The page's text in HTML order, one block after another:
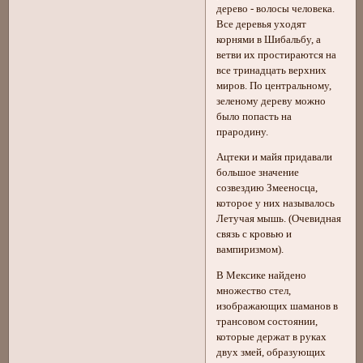
дерево - волосы человека.
Все деревья уходят
корнями в Шибальбу, а
ветви их простираются на
все тринадцать верхних
миров. По центральному,
зеленому дереву можно
было попасть на
прародину.
Ацтеки и майя придавали
большое значение
созвездию Змееносца,
которое у них называлось
Летучая мышь. (Очевидная
связь с кровью и
вампиризмом).
В Мексике найдено
множество стел,
изображающих шаманов в
трансовом состоянии,
которые держат в руках
двух змей, образующих